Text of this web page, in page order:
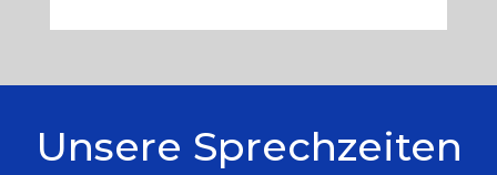
Unsere Sprechzeiten